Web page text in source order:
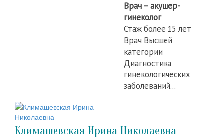
Врач – акушер-
гинеколог
Стаж более 15 лет
Врач Высшей
категории
Диагностика
гинекологических
заболеваний...
Климашевская Ирина Николаевна